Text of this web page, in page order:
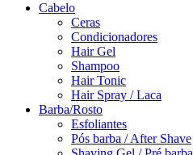
Cabelo
Ceras
Condicionadores
Hair Gel
Shampoo
Hair Tonic
Hair Spray / Laca
Barba/Rosto
Esfoliantes
Pós barba / After Shave